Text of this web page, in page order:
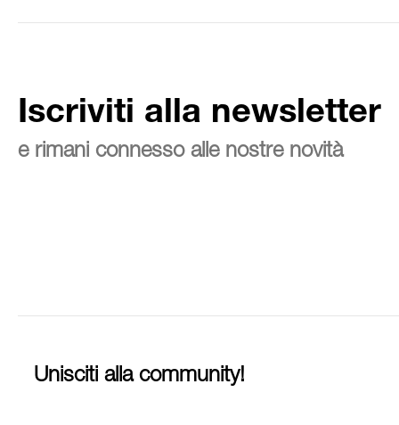
Iscriviti alla newsletter
e rimani connesso alle nostre novità
Unisciti alla community!